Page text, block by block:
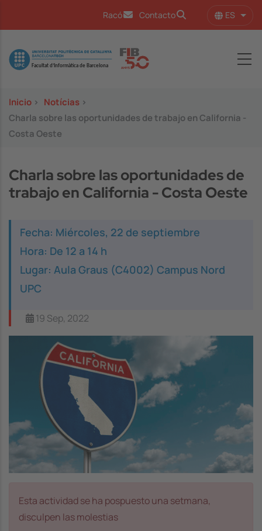
Racó Contacto ES
Image
Inicio > Notícias >
Charla sobre las oportunidades de trabajo en California -
Costa Oeste
Charla sobre las oportunidades de
trabajo en California - Costa Oeste
Fecha: Miércoles, 22 de septiembre
Hora: De 12 a 14 h
Lugar: Aula Graus (C4002) Campus Nord
UPC
19 Sep, 2022
Esta actividad se ha pospuesto una setmana,
disculpen las molestias